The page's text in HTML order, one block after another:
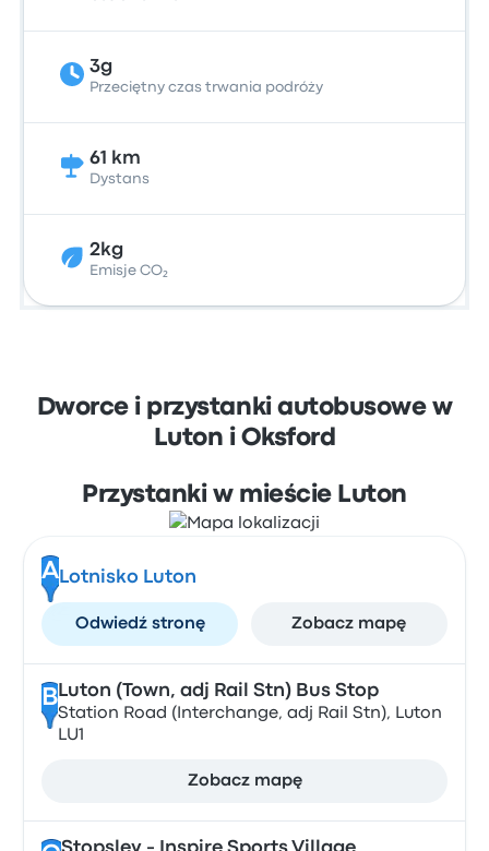
3g
Przeciętny czas trwania podróży
61 km
Dystans
2kg
Emisje CO₂
Dworce i przystanki autobusowe w
Luton i Oksford
Przystanki w mieście Luton
ALotnisko Luton
Odwiedź stronę Zobacz mapę
B Luton (Town, adj Rail Stn) Bus Stop
Station Road (Interchange, adj Rail Stn), Luton
LU1
Zobacz mapę